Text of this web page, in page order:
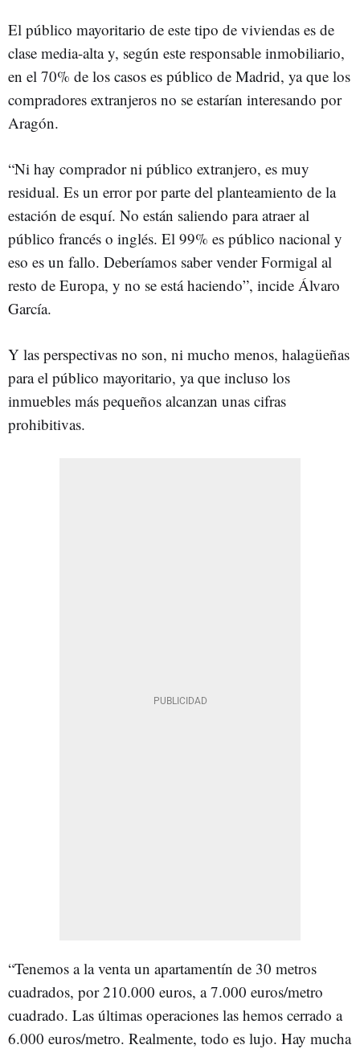
El público mayoritario de este tipo de viviendas es de
clase media-alta y, según este responsable inmobiliario,
en el 70% de los casos es público de Madrid, ya que los
compradores extranjeros no se estarían interesando por
Aragón.
“Ni hay comprador ni público extranjero, es muy
residual. Es un error por parte del planteamiento de la
estación de esquí. No están saliendo para atraer al
público francés o inglés. El 99% es público nacional y
eso es un fallo. Deberíamos saber vender Formigal al
resto de Europa, y no se está haciendo”, incide Álvaro
García.
Y las perspectivas no son, ni mucho menos, halagüeñas
para el público mayoritario, ya que incluso los
inmuebles más pequeños alcanzan unas cifras
prohibitivas.
“Tenemos a la venta un apartamentín de 30 metros
cuadrados, por 210.000 euros, a 7.000 euros/metro
cuadrado. Las últimas operaciones las hemos cerrado a
6.000 euros/metro. Realmente, todo es lujo. Hay mucha